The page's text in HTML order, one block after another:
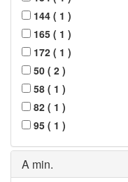
144 ( 1 )
165 ( 1 )
172 ( 1 )
50 ( 2 )
58 ( 1 )
82 ( 1 )
95 ( 1 )
A min.